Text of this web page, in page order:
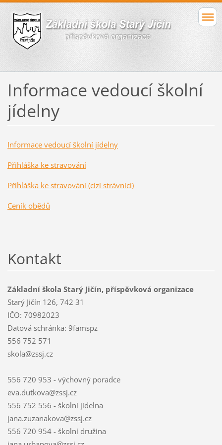
Informace vedoucí školní
jídelny
Informace vedoucí školní jídelny
Přihláška ke stravování
Přihláška ke stravování (cizí strávnící)
Ceník obědů
Kontakt
Základní škola Starý Jičín, příspěvková organizace
Starý Jičín 126, 742 31
IČO: 70982023
Datová schránka: 9famspz
556 752 571
skola@zssj.cz
556 720 953 - výchovný poradce
eva.dutkova@zssj.cz
556 752 556 - školní jídelna
jana.zuzanakova@zssj.cz
556 720 954 - školní družina